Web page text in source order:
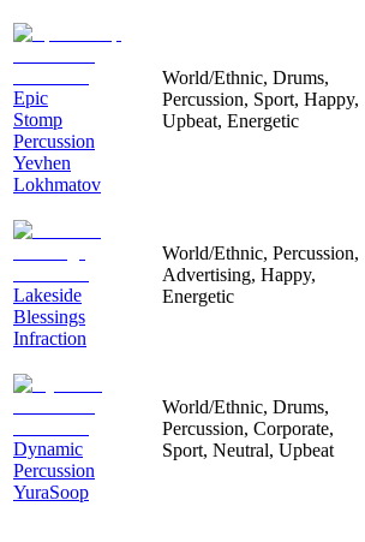
Epic
Stomp
Percussion
Yevhen
Lokhmatov
World/Ethnic, Drums,
Percussion, Sport, Happy,
Upbeat, Energetic
Lakeside
Blessings
Infraction
World/Ethnic, Percussion,
Advertising, Happy,
Energetic
Dynamic
Percussion
YuraSoop
World/Ethnic, Drums,
Percussion, Corporate,
Sport, Neutral, Upbeat